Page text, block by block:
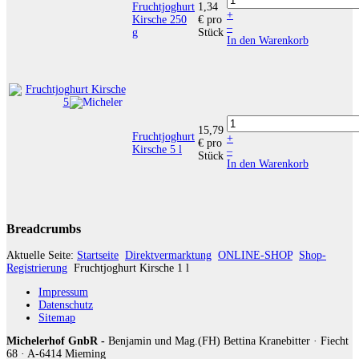
Fruchtjoghurt
Kirsche 250
g
1,34
€ pro
Stück
+
–
In den Warenkorb
Fruchtjoghurt
Kirsche 5 l
15,79
€ pro
Stück
+
–
In den Warenkorb
Breadcrumbs
Aktuelle Seite: Startseite Direktvermarktung ONLINE-SHOP Shop-
Registrierung Fruchtjoghurt Kirsche 1 l
Impressum
Datenschutz
Sitemap
Michelerhof GnbR - Benjamin und Mag.(FH) Bettina Kranebitter · Fiecht
68 · A-6414 Mieming